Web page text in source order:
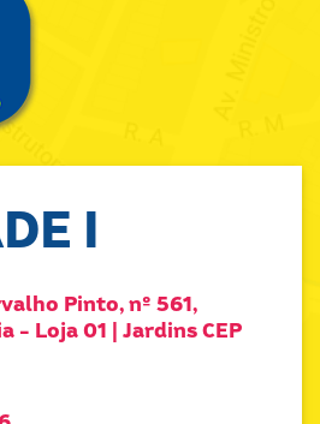
I
Pinto, nº 561,
- Loja 01 | Jardins CEP